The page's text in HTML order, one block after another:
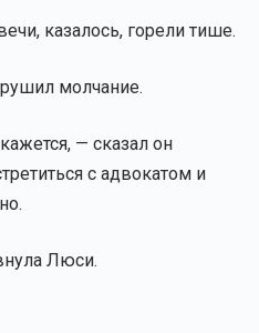
казалось, горели тише.
молчание.
— сказал он
с адвокатом и
Люси.